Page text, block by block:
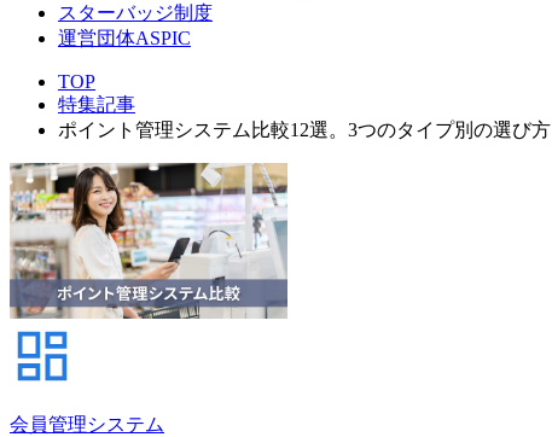
スターバッジ制度
運営団体ASPIC
TOP
特集記事
ポイント管理システム比較12選。3つのタイプ別の選び方
会員管理システム